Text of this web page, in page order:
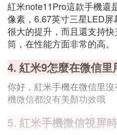
紅米note11Pro這款手機還
像素，6.67英寸三星LED
很大的提升，而且還支持
筒，在性能方面非常的高。
4. 紅米9怎麼在微信里
你好，紅米手機在微信里
機微信都沒有美顏功效哦
5. 紅米手機微信視屏